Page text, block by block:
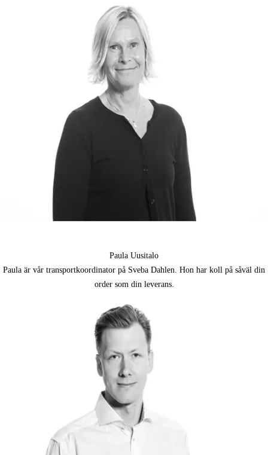
Paula Uusitalo
Paula är vår transportkoordinator på Sveba Dahlen. Hon har koll på såväl din
order som din leverans.